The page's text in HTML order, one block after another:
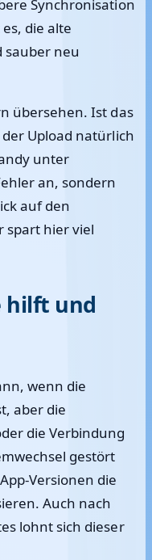
Synchronisation
die alte
neu
übersehen. Ist das
Upload natürlich
unter
an, sondern
auf den
spart hier viel
hilft und
wenn die
aber die
die Verbindung
gestört
Versionen die
Auch nach
lohnt sich dieser